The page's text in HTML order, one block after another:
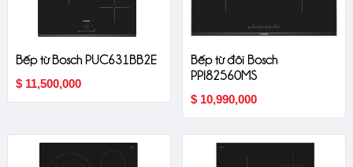
Bếp từ Bosch PUC631BB2E
$ 11,500,000
Bếp từ đôi Bosch
PPI82560MS
$ 10,990,000